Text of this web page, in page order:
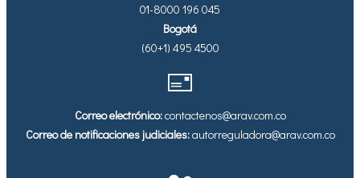
01-8000 196 045
Bogotá
(60+1) 495 4500
Correo electrónico:contactenos@arav.com.co
Correo de notificaciones judiciales:autorreguladora@arav.com.co